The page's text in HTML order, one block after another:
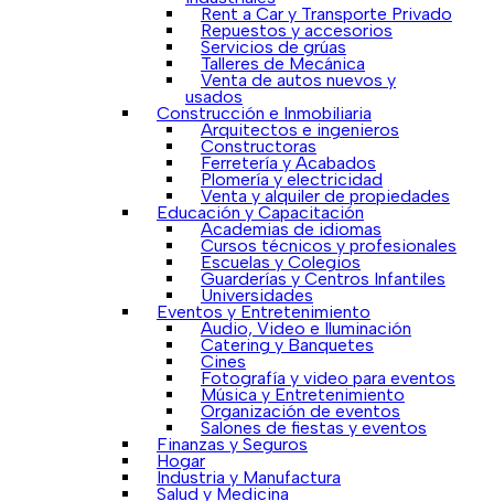
Rent a Car y Transporte Privado
Repuestos y accesorios
Servicios de grúas
Talleres de Mecánica
Venta de autos nuevos y
usados
Construcción e Inmobiliaria
Arquitectos e ingenieros
Constructoras
Ferretería y Acabados
Plomería y electricidad
Venta y alquiler de propiedades
Educación y Capacitación
Academias de idiomas
Cursos técnicos y profesionales
Escuelas y Colegios
Guarderías y Centros Infantiles
Universidades
Eventos y Entretenimiento
Audio, Video e Iluminación
Catering y Banquetes
Cines
Fotografía y video para eventos
Música y Entretenimiento
Organización de eventos
Salones de fiestas y eventos
Finanzas y Seguros
Hogar
Industria y Manufactura
Salud y Medicina